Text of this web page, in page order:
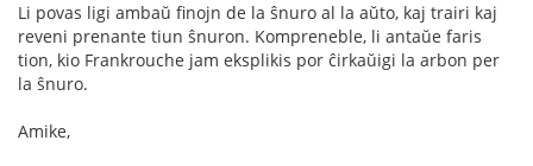
Li povas ligi ambaŭ finojn de la ŝnuro al la aŭto, kaj trairi kaj
reveni prenante tiun ŝnuron. Kompreneble, li antaŭe faris
tion, kio Frankrouche jam eksplikis por ĉirkaŭigi la arbon per
la ŝnuro.
Amike,